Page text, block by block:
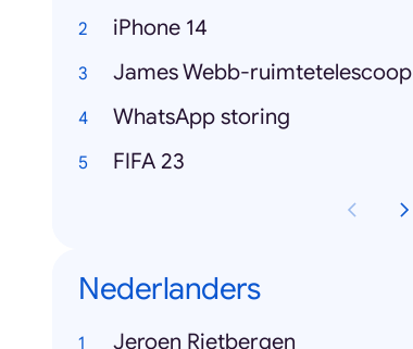
iPhone 14
James Webb-ruimtetelescoop
WhatsApp storing
FIFA 23
Nederlanders
Jeroen Rietbergen